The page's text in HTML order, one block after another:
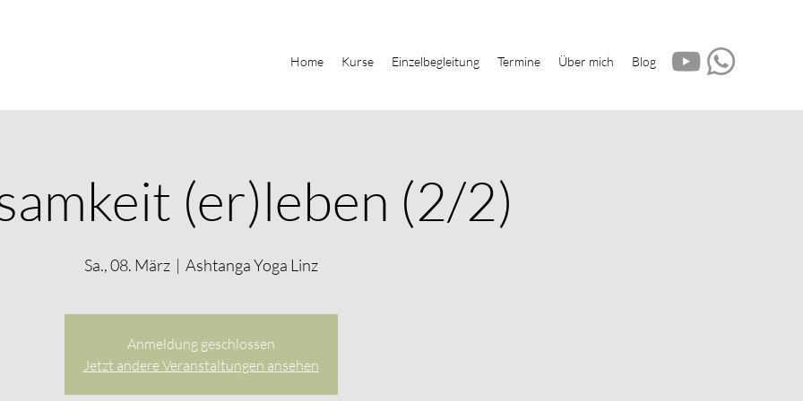
Home Kurse Einzelbegleitung Termine Über mich Blog
(er)leben (2/2)
Sa., 08. März
  |
Ashtanga Yoga Linz
Anmeldung geschlossen
Jetzt andere Veranstaltungen ansehen